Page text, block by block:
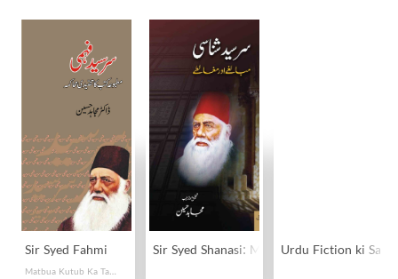
Sir Syed Fahmi
Matbua Kutub Ka Tanqeedi Muhakma
Sir Syed Shanasi: Mubalghe Aur Mughalte
Urdu Fiction ki